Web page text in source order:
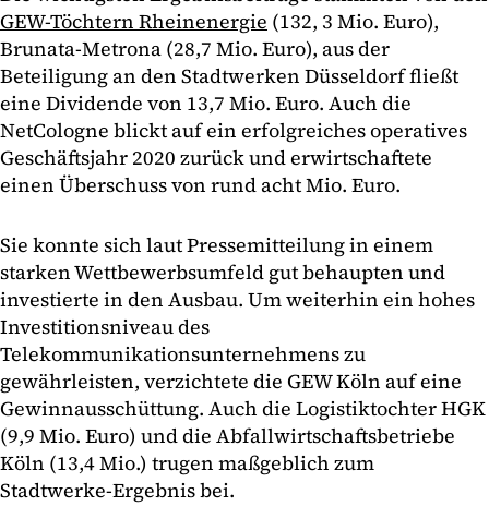
GEW-Töchtern Rheinenergie (132, 3 Mio. Euro),
Brunata-Metrona (28,7 Mio. Euro), aus der
Beteiligung an den Stadtwerken Düsseldorf fließt
eine Dividende von 13,7 Mio. Euro. Auch die
NetCologne blickt auf ein erfolgreiches operatives
Geschäftsjahr 2020 zurück und erwirtschaftete
einen Überschuss von rund acht Mio. Euro.
Sie konnte sich laut Pressemitteilung in einem
starken Wettbewerbsumfeld gut behaupten und
investierte in den Ausbau. Um weiterhin ein hohes
Investitionsniveau des
Telekommunikationsunternehmens zu
gewährleisten, verzichtete die GEW Köln auf eine
Gewinnausschüttung. Auch die Logistiktochter HGK
(9,9 Mio. Euro) und die Abfallwirtschaftsbetriebe
Köln (13,4 Mio.) trugen maßgeblich zum
Stadtwerke-Ergebnis bei.